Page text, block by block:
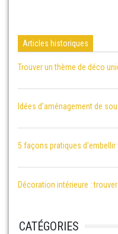
Articles historiques
Trouver un thème de déco
Idées d'aménagement de
5 façons pratiques d'embellir
Décoration intérieure :
CATÉGORIES